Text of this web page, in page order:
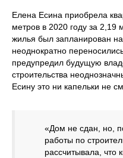
Елена Есина приобрела
метров в 2020 году за 2,19
жилья был запланирован
неоднократно
предупредил будущую
строительства
Есину это ни капельки не
«Дом не сдан, но,
работы по
рассчитывала, что